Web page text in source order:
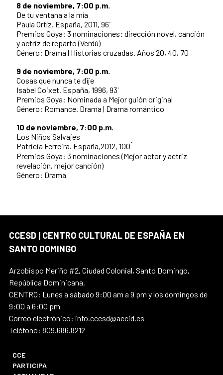
8 de noviembre, 7:00 p.m.
De tu ventana a la mía
Paula Ortíz. España, 2011, 96`
Premios Goya: 3 nominaciones: dirección novel, canción
y actriz de reparto (Verdú)
Género: Drama | Historias cruzadas. Años 20, 40, 70
9 de noviembre, 7:00 p.m.
Cosas que nunca te dije
Isabel Coixet. España, 1996, 93`
Premios Goya: Nominada a Mejor guión original
Género: Romance. Drama | Drama romántico
10 de noviembre, 7:00 p.m.
Los Niños Salvajes
Patricia Ferreira. España,2012, 100 ́
Premios Goya: 3 nominaciones (Mejor actor y actriz
revelación, mejor canción)
Género: Drama
CCESD | CENTRO CULTURAL DE ESPAÑA EN
SANTO DOMINGO
Arzobispo Meriño #2, Ciudad Colonial, Santo Domingo,
República Dominicana.
CENTRO: Lunes a sábado 9:00 am a 9 pm y los domingos de
9:00 a 6:00 pm
Correo electrónico: info.ccesd@aecid.es
Teléfono: 809.686.8212
CCE
PARTICIPA